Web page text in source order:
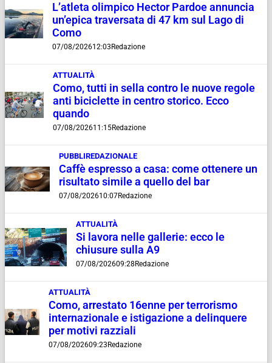
L’atleta olimpico Hector Pardoe annuncia
un’epica traversata di 47 km sul Lago di
Como
07/08/202612:03 Redazione
ATTUALITÀ
Como, tutti in sella contro le nuove regole
anti biciclette in centro storico. Ecco
quando
07/08/202611:15Redazione
PUBBLIREDAZIONALE
Caffè espresso a casa: come ottenere un
risultato simile a quello del bar
07/08/202610:07Redazione
ATTUALITÀ
Si lavora nelle gallerie: ecco le
chiusure sulla A9
07/08/202609:28 Redazione
ATTUALITÀ
Como, arrestato 16enne per terrorismo
internazionale e istigazione a delinquere
per motivi razziali
07/08/202609:23 Redazione